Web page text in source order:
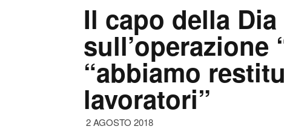
Il capo della
sull’operazione
“abbiamo
lavoratori”
2 AGOSTO 2018